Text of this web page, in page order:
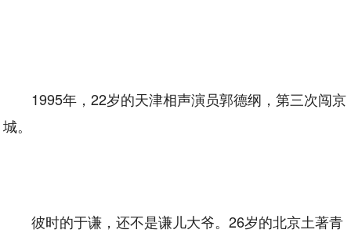
1995年，22岁的天津相声演员郭德纲，第三次闯京
城。
彼时的于谦，还不是谦儿大爷。26岁的北京土著青